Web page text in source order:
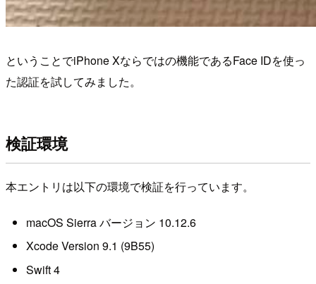
ということでiPhone Xならではの機能であるFace IDを使っ
た認証を試してみました。
検証環境
本エントリは以下の環境で検証を行っています。
macOS Sierra バージョン 10.12.6
Xcode Version 9.1 (9B55)
Swift 4